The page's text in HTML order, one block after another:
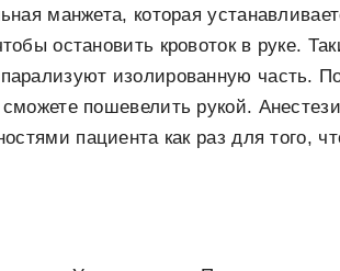
манжета, которая
остановить кровоток в руке.
изолированную часть.
пошевелить рукой.
пациента как раз для того,